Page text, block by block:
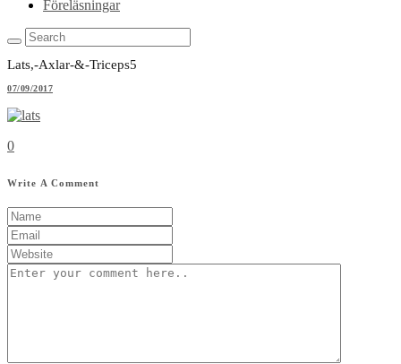
Föreläsningar
Lats,-Axlar-&-Triceps5
07/09/2017
0
Write A Comment